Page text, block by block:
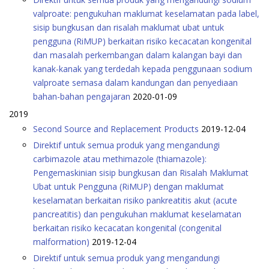
valproate: pengukuhan maklumat keselamatan pada label,
sisip bungkusan dan risalah maklumat ubat untuk
pengguna (RiMUP) berkaitan risiko kecacatan kongenital
dan masalah perkembangan dalam kalangan bayi dan
kanak-kanak yang terdedah kepada penggunaan sodium
valproate semasa dalam kandungan dan penyediaan
bahan-bahan pengajaran 2020-01-09
2019
Second Source and Replacement Products 2019-12-04
Direktif untuk semua produk yang mengandungi
carbimazole atau methimazole (thiamazole):
Pengemaskinian sisip bungkusan dan Risalah Maklumat
Ubat untuk Pengguna (RiMUP) dengan maklumat
keselamatan berkaitan risiko pankreatitis akut (acute
pancreatitis) dan pengukuhan maklumat keselamatan
berkaitan risiko kecacatan kongenital (congenital
malformation) 2019-12-04
Direktif untuk semua produk yang mengandungi